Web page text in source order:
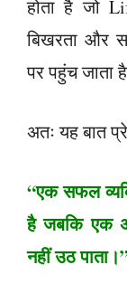
होता है जो
बिखरता और
पर पहुंच जाता
अतः यह बात
“एक सफल
है जबकि एक
नहीं उठ